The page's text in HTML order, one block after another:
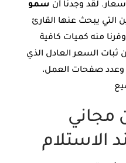
لقد وجدنا أن سمو
التي يبحث عنها القارئ
منه كميات كافية
ثبات السعر العادل الذي
وعدد صفحات العمل،
مجاني
الاستلام